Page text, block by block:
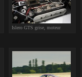
Islero GTS grise, moteur